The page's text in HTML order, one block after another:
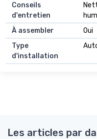
Conseils
d'entretien
À assembler
Oui
Type
d'installation
Les articles par